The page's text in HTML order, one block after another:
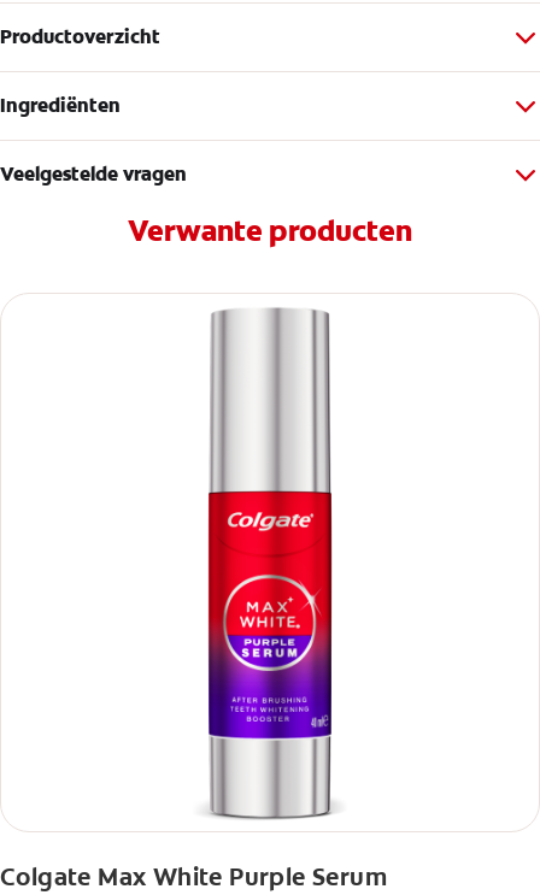
Productoverzicht
Ingrediënten
Veelgestelde vragen
Verwante producten
Colgate Max White Purple Serum